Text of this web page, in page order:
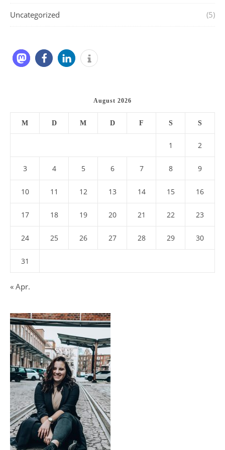
Uncategorized (5)
August 2026
M D M D F S S
1 2
3 4 5 6 7 8 9
10 11 12 13 14 15 16
17 18 19 20 21 22 23
24 25 26 27 28 29 30
31
« Apr.